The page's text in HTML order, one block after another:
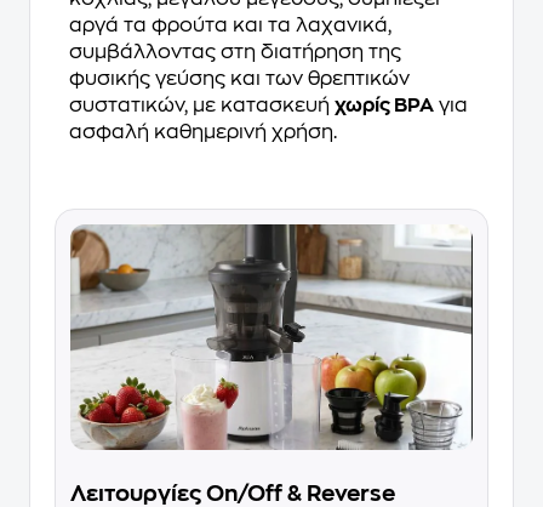
αργά τα φρούτα και τα λαχανικά,
συμβάλλοντας στη διατήρηση της
φυσικής γεύσης και των θρεπτικών
συστατικών, με κατασκευή χωρίς BPA για
ασφαλή καθημερινή χρήση.
Λειτουργίες On/Off & Reverse